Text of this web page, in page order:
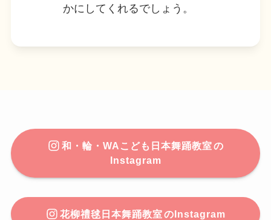
かにしてくれるでしょう。
和・輪・WAこども日本舞踊教室の
Instagram
花柳禮毬日本舞踊教室のInstagram